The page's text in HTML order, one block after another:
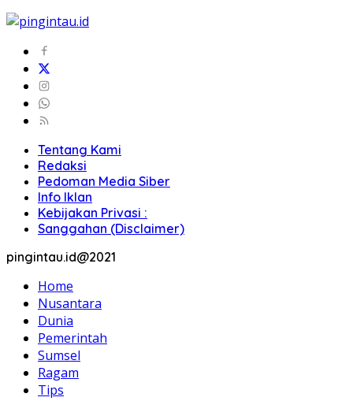
Tentang Kami
Redaksi
Pedoman Media Siber
Info Iklan
Kebijakan Privasi :
Sanggahan (Disclaimer)
pingintau.id@2021
Home
Nusantara
Dunia
Pemerintah
Sumsel
Ragam
Tips